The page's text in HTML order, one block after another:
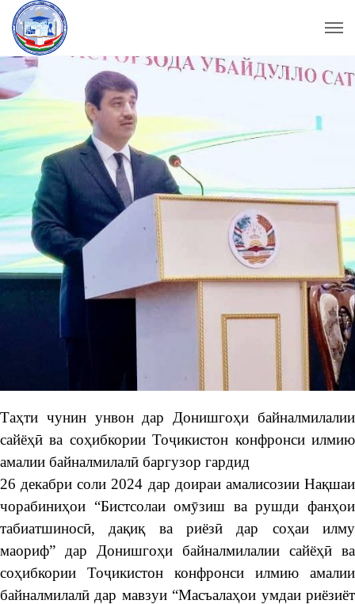
Таҳти чунин унвон дар Донишгоҳи байналмилалии
сайёҳӣ ва соҳибкории Тоҷикистон конфронси илмию
амалии байналмилалӣ баргузор гардид
26 декабри соли 2024 дар доираи амалисозии Нақшаи
чорабиниҳои “Бистсолаи омӯзиш ва рушди фанҳои
табиатшиносӣ, дақиқ ва риёзӣ дар соҳаи илму
маориф” дар Донишгоҳи байналмилалии сайёҳӣ ва
соҳибкории Тоҷикистон конфронси илмию амалии
байналмилалӣ дар мавзуи “Масъалаҳои умдаи риёзиёт